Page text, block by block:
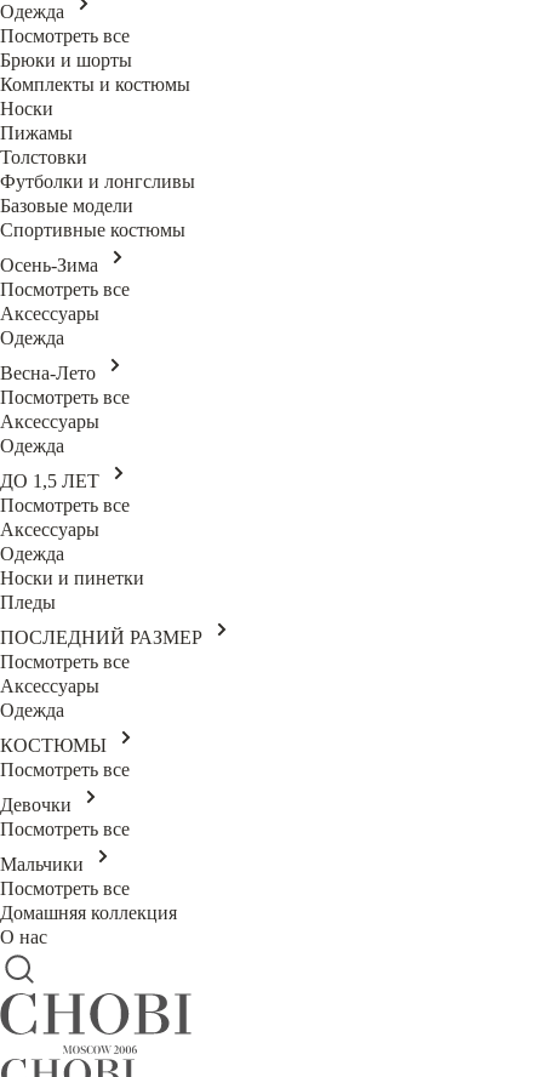
Одежда
Посмотреть все
Брюки и шорты
Комплекты и костюмы
Носки
Пижамы
Толстовки
Футболки и лонгсливы
Базовые модели
Спортивные костюмы
Осень-Зима
Посмотреть все
Аксессуары
Одежда
Весна-Лето
Посмотреть все
Аксессуары
Одежда
ДО 1,5 ЛЕТ
Посмотреть все
Аксессуары
Одежда
Носки и пинетки
Пледы
ПОСЛЕДНИЙ РАЗМЕР
Посмотреть все
Аксессуары
Одежда
КОСТЮМЫ
Посмотреть все
Девочки
Посмотреть все
Мальчики
Посмотреть все
Домашняя коллекция
О нас